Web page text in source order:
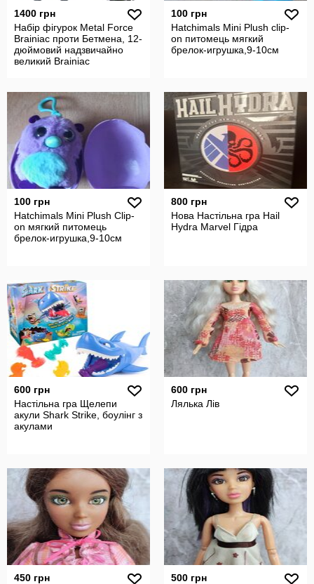
1400 грн
Набір фігурок Metal Force
Brainiac проти Бетмена, 12-
дюймовий надзвичайно
великий Brainiac
100 грн
Hatchіmals Mini Plush clip-
on питомець мягкий
брелок-игрушка,9-10см
100 грн
Hatchimals Mini Plush Clip-
on мягкий питомець
брелок-игрушка,9-10см
800 грн
Нова Настільна гра Hail
Hydra Marvel Гідра
600 грн
Настільна гра Щелепи
акули Shark Strike, боулінг з
акулами
600 грн
Лялька Лів
450 грн 500 грн